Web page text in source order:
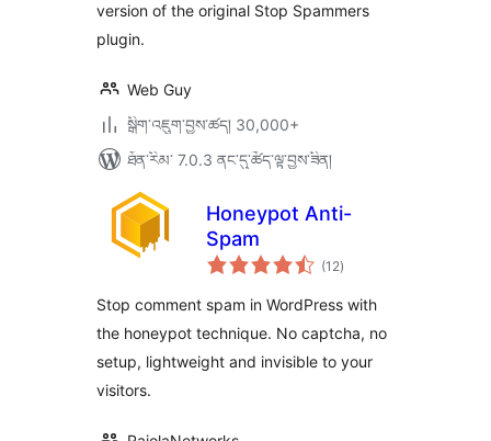
version of the original Stop Spammers
plugin.
Web Guy
སྒྲིག་འཇུག་བྱས་ཚད། 30,000+
ཐོན་རིམ་ 7.0.3 ནང་དུ་ཚོད་ལྟ་བྱས་ཟིན།
Honeypot Anti-
Spam
(12གདེང་
འཇོག་
ཚང་།
)
Stop comment spam in WordPress with
the honeypot technique. No captcha, no
setup, lightweight and invisible to your
visitors.